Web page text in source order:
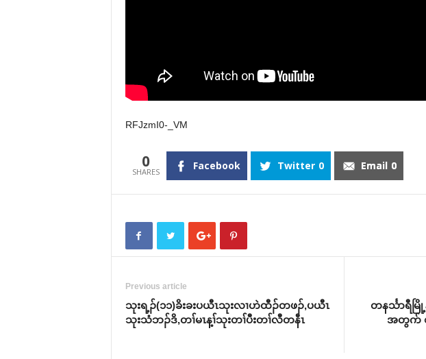
RFJzmI0-_VM
0 Facebook Twitter 0 Email 0
Previous article
သုးရ့ၣ်(၁၁)ခိးခးပယီၤသုးလၢဟဲထီၣ်တဖၣ်,ပယီၤ
သုးသံဘၣ်ဒိ,တၢ်မၤန့ၢ်သုးတၢ်ပီးတၢ်လီတနီၤ
တနင်္သာရီမ
အတွက် စ